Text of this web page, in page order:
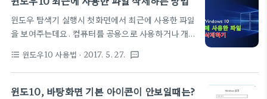
을..
일 이동'의 기능을 주로 사용하는데 오늘은 좀 더 다양
한 사용법을 소개할까 합니다. 따라하기 1. 파일 이동
: 가장 많이 사용하는 기능입니다. 왼쪽 버튼을 누른
복사 : ctrl 키를 누른 상태에서 마우스..
윈도우 탐색기 실행시 첫화면에서 최근에 사용한 파일
을 보여주는데요. 컴퓨터를 공용으로 사용하거나 개
보호(?)가 염려되는 상황입니다. 오늘은 '탐색기에서
최근에 사용한 파일 삭제'하는 방법을 소개합니다. 따
라하기 1. 윈도탐색기 실행 후 '바로가기'에서 마우스
format_list_bulleted 윈도우10 사용법 · 2017. 5. 27. textsms
윈도10, 바탕화면 기본 아이콘이 안보일때는?